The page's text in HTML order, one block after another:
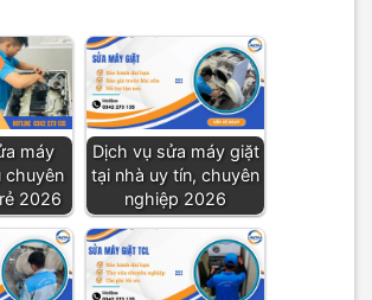
máy
chuyên
2026
Dịch vụ sửa máy giặt
tại nhà uy tín, chuyên
nghiệp 2026